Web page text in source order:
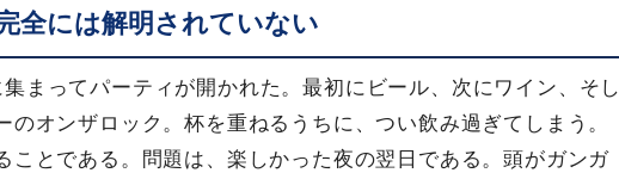
全には解明されていない
まってパーティが開かれた。最初にビール、次にワイン、そし
のオンザロック。杯を重ねるうちに、つい飲み過ぎてしまう。
ことである。問題は、楽しかった夜の翌日である。頭がガンガ